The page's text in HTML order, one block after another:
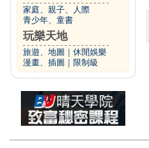
家庭、親子、人際
青少年、童書
玩樂天地
旅遊、地圖
休閒娛樂
漫畫、插圖
限制級